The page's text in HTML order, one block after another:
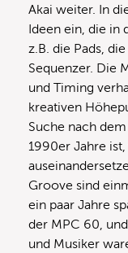
Akai weiter. In
Ideen ein, die in
z.B. die Pads,
Sequenzer. Die
und Timing
kreativen
Suche nach
1990er Jahre
Groove sind
ein paar Jahre
der MPC 60,
und Musiker